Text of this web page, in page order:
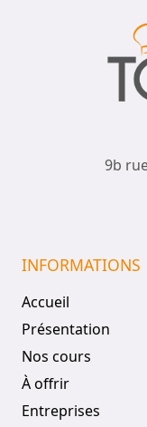
9b
INFORMATIONS
Accueil
Présentation
Nos cours
À offrir
Entreprises